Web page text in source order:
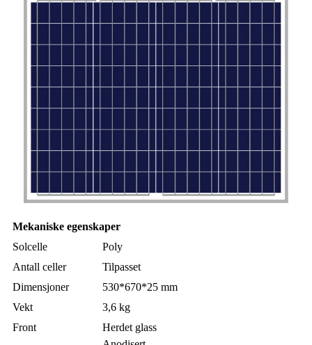
Mekaniske egenskaper
Solcelle
Poly
Antall celler
Tilpasset
Dimensjoner
530*670*25 mm
Vekt
3,6 kg
Front
Herdet glass